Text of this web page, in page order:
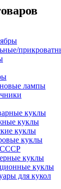
лампы
куклы
куклы
куклы
куклы
куклы
куклы
для кукол